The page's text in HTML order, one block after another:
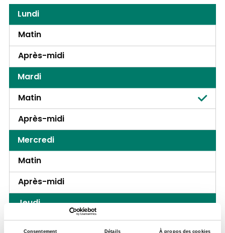
Consentement Détails À propos des cookies
Lundi
Matin
Après-midi
Mardi
Matin
Après-midi
Mercredi
Matin
Après-midi
Jeudi
Matin